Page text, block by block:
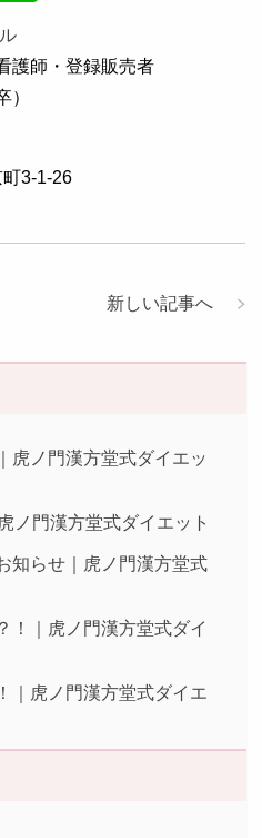
護師・登録販売者
）
3-1-26
新しい記事へ
虎ノ門漢方堂式ダイエッ
ノ門漢方堂式ダイエット
知らせ｜虎ノ門漢方堂式
！｜虎ノ門漢方堂式ダイ
｜虎ノ門漢方堂式ダイエ